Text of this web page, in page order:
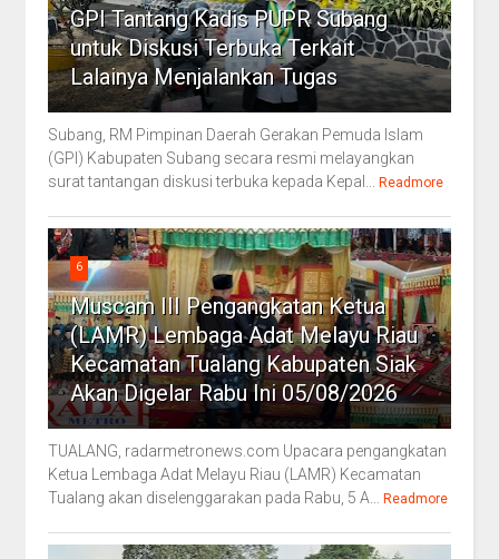
GPI Tantang Kadis PUPR Subang
untuk Diskusi Terbuka Terkait
Lalainya Menjalankan Tugas
Subang, RM Pimpinan Daerah Gerakan Pemuda Islam
(GPI) Kabupaten Subang secara resmi melayangkan
surat tantangan diskusi terbuka kepada Kepal...
Readmore
6
Muscam III Pengangkatan Ketua
(LAMR) Lembaga Adat Melayu Riau
Kecamatan Tualang Kabupaten Siak
Akan Digelar Rabu Ini 05/08/2026
TUALANG, radarmetronews.com Upacara pengangkatan
Ketua Lembaga Adat Melayu Riau (LAMR) Kecamatan
Tualang akan diselenggarakan pada Rabu, 5 A...
Readmore